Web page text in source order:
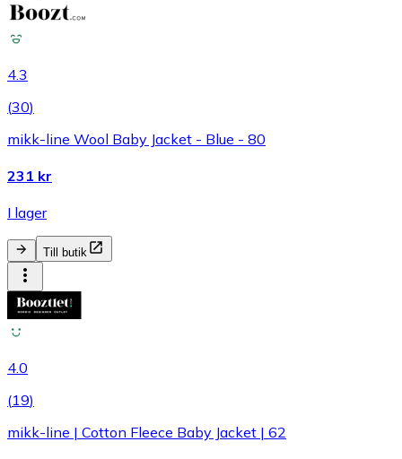
4.3
(30)
mikk-line Wool Baby Jacket - Blue - 80
231 kr
I lager
Till butik
4.0
(19)
mikk-line | Cotton Fleece Baby Jacket | 62